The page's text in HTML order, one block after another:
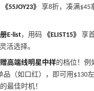
《55JOY23》
享8折，凑满$45
E-list，用码 《ELIST15》
享
活选择。
高端线明星中样的档位！例
品（如口红），即可用$130
最佳时机！